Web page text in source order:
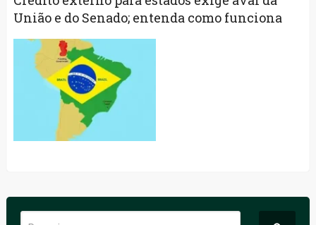
União e do Senado; entenda como funciona